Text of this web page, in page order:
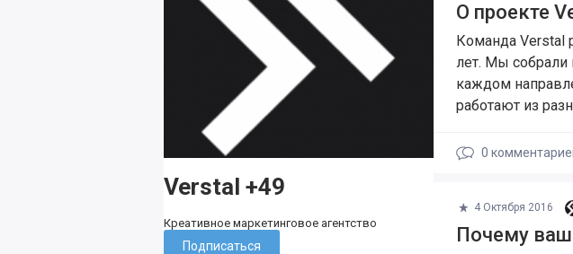
Verstal +49
Креативное маркетинговое агентство
Подписаться
О проекте
Команда Verstal
лет. Мы собрали
каждом
работают из
0
4 Октября 2016
Почему ваш